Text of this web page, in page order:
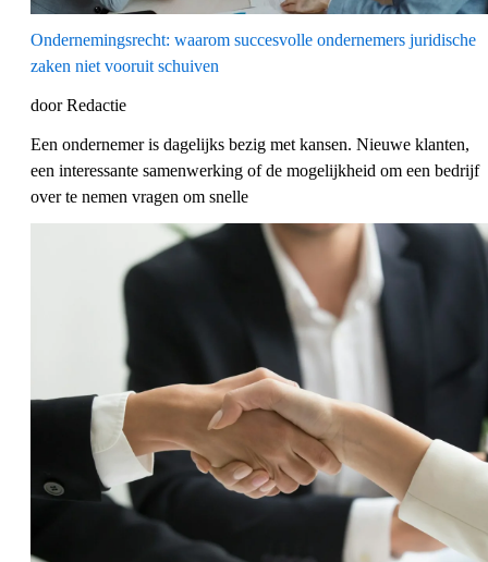
Ondernemingsrecht: waarom succesvolle ondernemers juridische
zaken niet vooruit schuiven
door Redactie
Een ondernemer is dagelijks bezig met kansen. Nieuwe klanten,
een interessante samenwerking of de mogelijkheid om een bedrijf
over te nemen vragen om snelle